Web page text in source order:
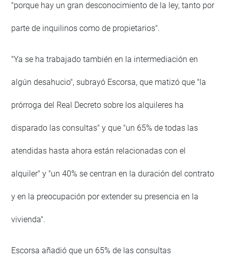
"porque hay un gran desconocimiento de la ley, tanto por
parte de inquilinos como de propietarios".
"Ya se ha trabajado también en la intermediación en
algún desahucio", subrayó Escorsa, que matizó que "la
prórroga del Real Decreto sobre los alquileres ha
disparado las consultas" y que "un 65% de todas las
atendidas hasta ahora están relacionadas con el
alquiler" y "un 40% se centran en la duración del contrato
y en la preocupación por extender su presencia en la
vivienda".
Escorsa añadió que un 65% de las consultas